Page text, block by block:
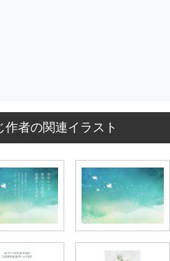
作者の関連イラスト